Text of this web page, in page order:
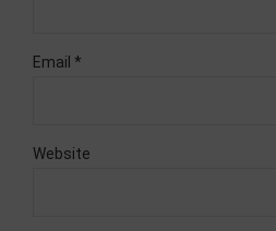
Email *
Website